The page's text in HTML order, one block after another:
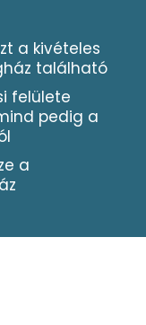
a kivételes
található
felülete
pedig a
a